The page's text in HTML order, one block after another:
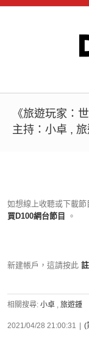
《旅遊玩家：
主持：小卓 ,
如想線上收聽或下載節
買D100網台節目
。
新建帳戶，這請按此
相關搜尋: 小卓 , 旅遊鍾
2021/04/28 21:00:31 (